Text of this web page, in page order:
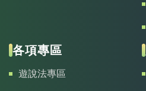
各項專區
遊說法專區